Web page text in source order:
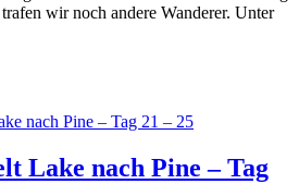
wir noch andere Wanderer. Unter
Lake nach Pine – Tag